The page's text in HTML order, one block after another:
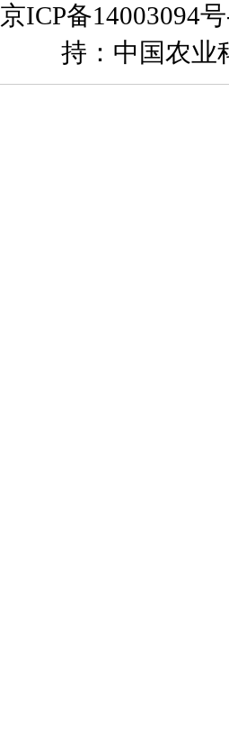
京ICP备14003094
持：中国农